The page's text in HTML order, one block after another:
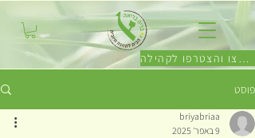
לחצו והצטרפו לקהילה
פוסט
briyabriaa
9 באפר׳ 2025